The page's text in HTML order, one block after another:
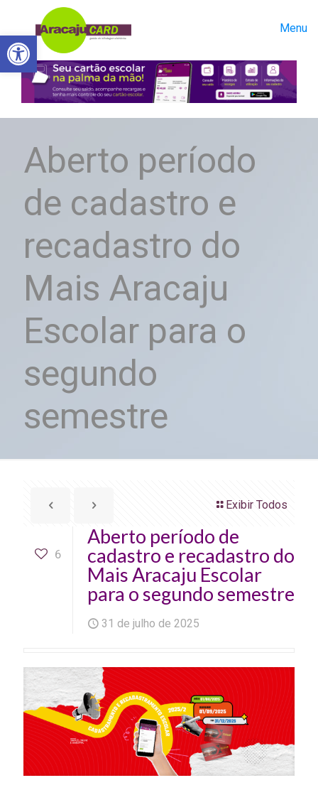
Abrir a barra de ferramentas
Menu
Aberto período
de cadastro e
recadastro do
Mais Aracaju
Escolar para o
segundo
semestre
Exibir Todos
6
Aberto período de
cadastro e recadastro do
Mais Aracaju Escolar
para o segundo semestre
31 de julho de 2025